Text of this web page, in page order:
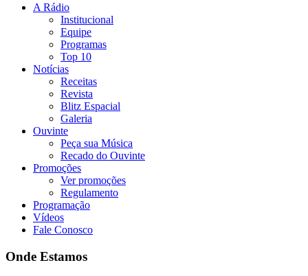
A Rádio
Institucional
Equipe
Programas
Top 10
Notícias
Receitas
Revista
Blitz Espacial
Galeria
Ouvinte
Peça sua Música
Recado do Ouvinte
Promoções
Ver promoções
Regulamento
Programação
Vídeos
Fale Conosco
Onde Estamos